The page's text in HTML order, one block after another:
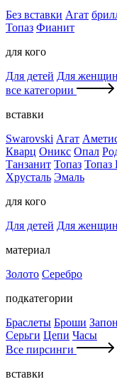
Без вставки Агат
Топаз Фианит
для кого
Для детей Для женщин
все категории
вставки
Swarovski Агат
Кварц Оникс Опал
Танзанит Топаз Топаз
Хрусталь Эмаль
для кого
Для детей Для женщин
материал
Золото Серебро
подкатегории
Браслеты Броши
Серьги Цепи Часы
Все пирсинги
вставки